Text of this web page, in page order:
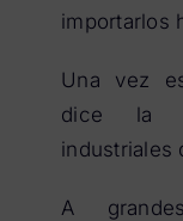
importarlos
Una vez
dice la
industriales
A